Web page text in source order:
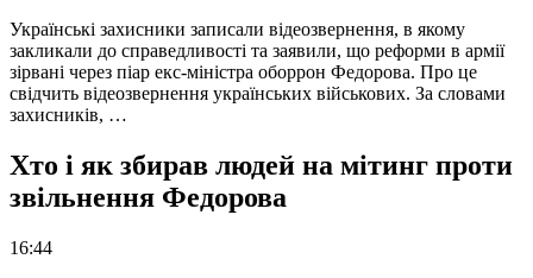
Українські захисники записали відеозвернення, в якому
закликали до справедливості та заявили, що реформи в армії
зірвані через піар екс-міністра оборрон Федорова. Про це
свідчить відеозвернення українських військових. За словами
захисників, …
Хто і як збирав людей на мітинг проти
звільнення Федорова
16:44